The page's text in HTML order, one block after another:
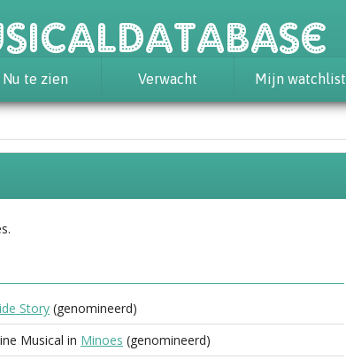
Nu te zien Verwacht Mijn watchlist
Story (genomineerd)
Musical in Minoes (genomineerd)